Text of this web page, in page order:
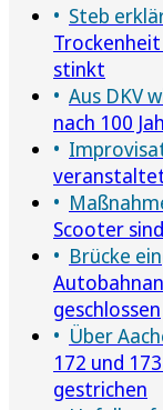
Steb
stinkt
Aus DKV
nach 100
Scooter
Brücke
geschlossen
Über
172 und
gestrichen